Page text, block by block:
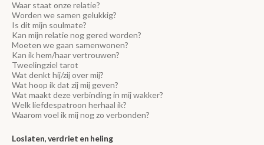
Waar staat onze relatie?
Worden we samen gelukkig?
Is dit mijn soulmate?
Kan mijn relatie nog gered worden?
Moeten we gaan samenwonen?
Kan ik hem/haar vertrouwen?
Tweelingziel tarot
Wat denkt hij/zij over mij?
Wat hoop ik dat zij mij geven?
Wat maakt deze verbinding in mij wakker?
Welk liefdespatroon herhaal ik?
Waarom voel ik mij nog zo verbonden?
Loslaten, verdriet en heling